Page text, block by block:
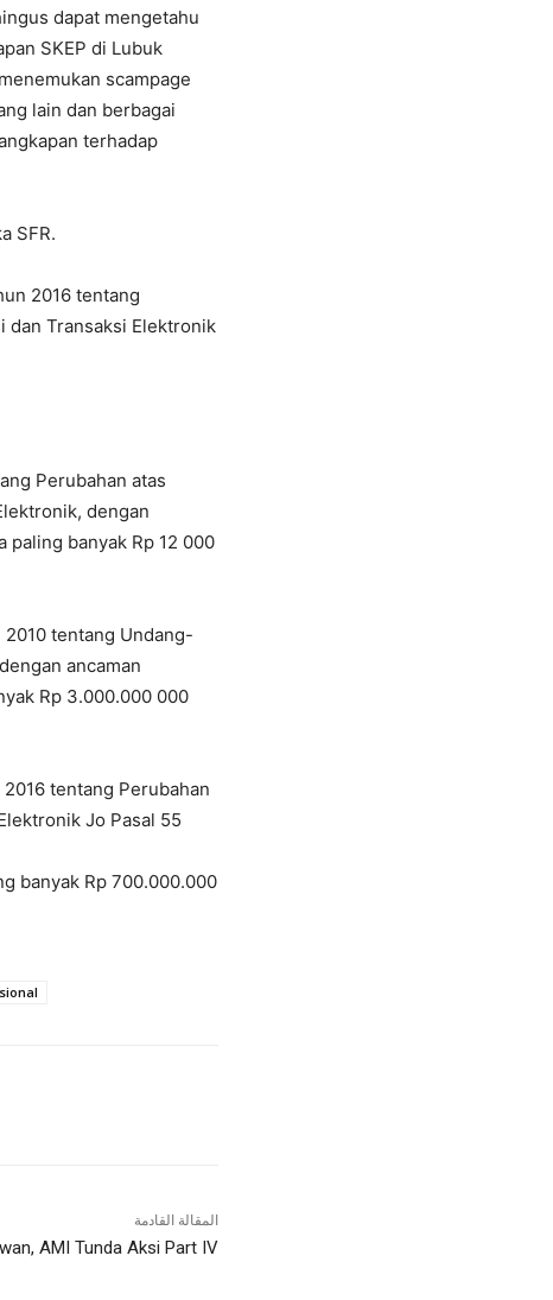
dapat mengetahu
SKEP di Lubuk
scampage
lain dan berbagai
terhadap
SFR.
2016 tentang
dan Transaksi Elektronik
Perubahan atas
dengan
paling banyak Rp 12 000
2010 tentang Undang-
ancaman
Rp 3.000.000 000
tentang Perubahan
Jo Pasal 55
banyak Rp 700.000.000
المقالة القادمة
AMI Tunda Aksi Part IV